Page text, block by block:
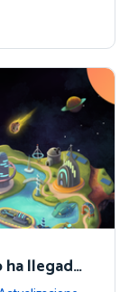
ha llegado